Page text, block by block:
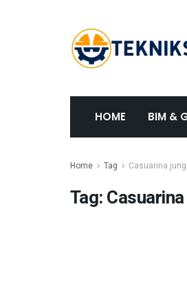
HOME BIM &
Home Tag Casuarina
Tag: